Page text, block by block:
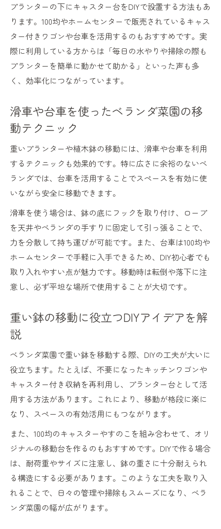
プランターの下にキャスター台をDIYで設置する方法もあ
ります。100均やホームセンターで販売されているキャス
ター付きワゴンや台車を活用するのもおすすめです。実
際に利用している方からは「毎日の水やりや掃除の際も
プランターを簡単に動かせて助かる」といった声も多
く、効率化につながっています。
滑車や台車を使ったベランダ菜園の移
動テクニック
重いプランターや植木鉢の移動には、滑車や台車を利用
するテクニックも効果的です。特に広さに余裕のないベ
ランダでは、台車を活用することでスペースを有効に使
いながら安全に移動できます。
滑車を使う場合は、鉢の底にフックを取り付け、ロープ
を天井やベランダの手すりに固定して引っ張ることで、
力を分散して持ち運びが可能です。また、台車は100均や
ホームセンターで手軽に入手できるため、DIY初心者でも
取り入れやすい点が魅力です。移動時は転倒や落下に注
意し、必ず平坦な場所で使用することが大切です。
重い鉢の移動に役立つDIYアイデアを解
説
ベランダ菜園で重い鉢を移動する際、DIYの工夫が大いに
役立ちます。たとえば、不要になったキッチンワゴンや
キャスター付き収納を再利用し、プランター台として活
用する方法があります。これにより、移動が格段に楽に
なり、スペースの有効活用にもつながります。
また、100均のキャスターやすのこを組み合わせて、オリ
ジナルの移動台を作るのもおすすめです。DIYで作る場合
は、耐荷重やサイズに注意し、鉢の重さに十分耐えられ
る構造にする必要があります。このような工夫を取り入
れることで、日々の管理や掃除もスムーズになり、ベラ
ンダ菜園の幅が広がります。